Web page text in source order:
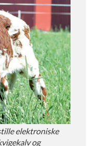
elektroniske
og